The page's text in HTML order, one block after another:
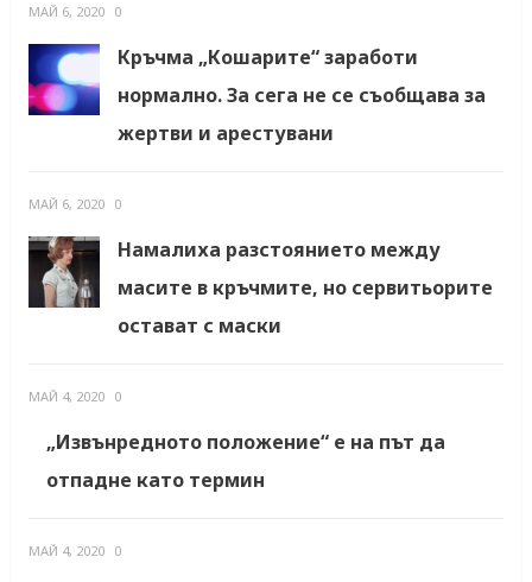
МАЙ 6, 2020 0
Кръчма „Кошарите“ заработи
нормално. За сега не се съобщава за
жертви и арестувани
МАЙ 6, 2020 0
Намалиха разстоянието между
масите в кръчмите, но сервитьорите
остават с маски
МАЙ 4, 2020 0
„Извънредното положение“ е на път да
отпадне като термин
МАЙ 4, 2020 0